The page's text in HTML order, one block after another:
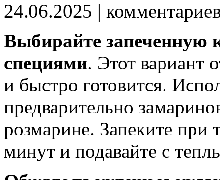
24.06.2025 |
Выбирайте запеченную
специями. Этот вариант
и быстро готовится.
предварительно
розмарине. Запеките при
минут и подавайте с